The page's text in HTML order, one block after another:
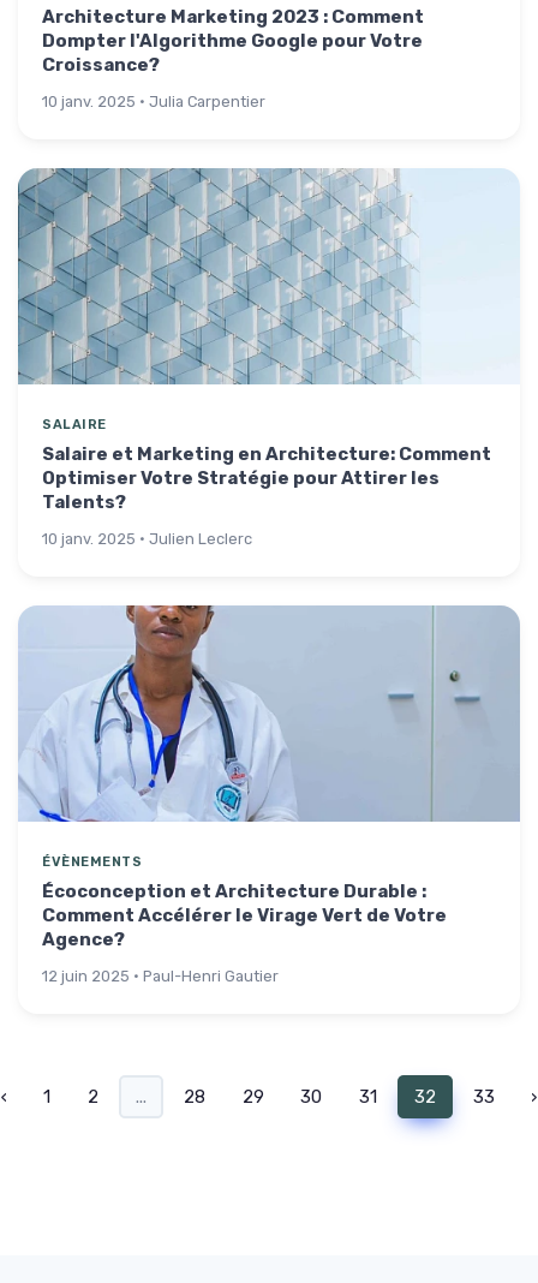
Architecture Marketing 2023 : Comment
Dompter l'Algorithme Google pour Votre
Croissance?
10 janv. 2025 · Julia Carpentier
SALAIRE
Salaire et Marketing en Architecture: Comment
Optimiser Votre Stratégie pour Attirer les
Talents?
10 janv. 2025 · Julien Leclerc
ÉVÈNEMENTS
Écoconception et Architecture Durable :
Comment Accélérer le Virage Vert de Votre
Agence?
12 juin 2025 · Paul-Henri Gautier
‹ 1 2 ... 28 29 30 31 32 33 ›